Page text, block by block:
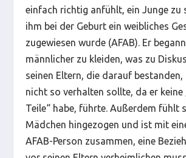
einfach richtig anfühlt, ein Junge zu
ihm bei der Geburt ein weibliches
zugewiesen wurde (AFAB). Er
männlicher zu kleiden, was zu
seinen Eltern, die darauf bestanden,
nicht so verhalten sollte, da er keine
Teile“ habe, führte. Außerdem fühlt
Mädchen hingezogen und ist mit
AFAB-Person zusammen, eine